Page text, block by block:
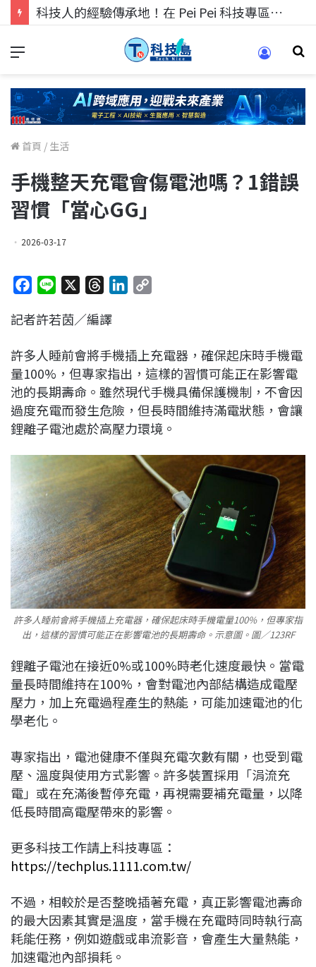
科技人找工作，就到TECH+ 科技專區!
首頁 / 生活
手機整天充電會傷電池嗎？1錯誤
習慣「當心GG」
2026-03-17
c
b
o
o
k
n
r
a
d
s
e
d
I
n
L
i
n
k
記者許若茵／編譯
許多人睡前會將手機插上充電器，確保起床時手機電
量100%，但專家指出，這樣的習慣可能正在影響電
池的長期壽命。雖然現代手機具備保護機制，不會因
過度充電而發生危險，但長時間維持滿電狀態，會讓
鋰離子電池處於高壓力環境。
許多人睡前會將手機插上充電器，確保起床時手機電量100%，但專家指
出，這樣的習慣可能正在影響電池的長期壽命。示意圖。圖／123RF
鋰離子電池在接近0%或100%時老化速度最快。當電
量長時間維持在100%，會對電池內部結構造成電壓
壓力，加上充電過程產生的熱能，可能加速電池的化
學老化。
專家指出，電池健康不僅與充電次數有關，也受到電
壓、溫度與使用方式影響。許多裝置採用「涓流充
電」或在充滿後暫停充電，再視需要補充電量，以降
低長時間高電壓帶來的影響。
更多科技工作請上科技專區：
https://techplus.1111.com.tw/
不過，相較於是否整晚插著充電，真正影響電池壽命
的最大因素其實是溫度，當手機在充電時同時執行高
耗能任務，例如遊戲或串流影音，會產生大量熱能，
加速電池內部損耗。